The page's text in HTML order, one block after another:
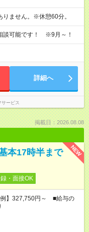
ません。※休憩60分。
可能です！ ※9月～！
詳細へ
サービス
掲載日：2026.08.08
NEW
本17時半まで
・面接OK
】327,750円～ ■給与の